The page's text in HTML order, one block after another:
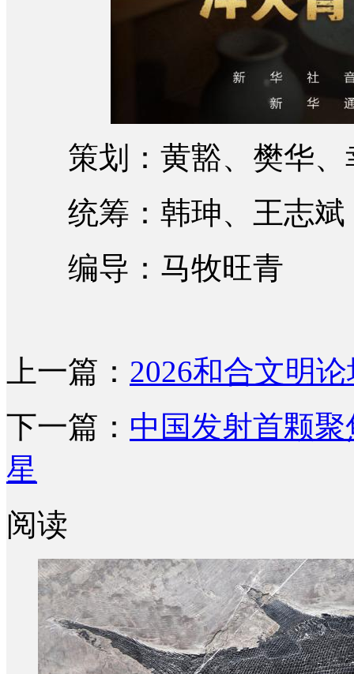
策划：黄豁、樊华、
统筹：韩珅、王志斌
编导：马牧旺青
上一篇： 2026和合文明
下一篇： 中国发射首颗
星
阅读